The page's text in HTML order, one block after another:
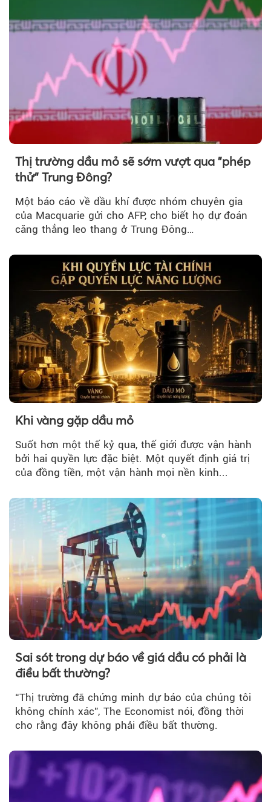
Thị trường dầu mỏ sẽ sớm vượt qua "phép
thử" Trung Đông?
Một báo cáo về dầu khí được nhóm chuyên gia
của Macquarie gửi cho AFP, cho biết họ dự đoán
căng thẳng leo thang ở Trung Đông…
Khi vàng gặp dầu mỏ
Suốt hơn một thế kỷ qua, thế giới được vận hành
bởi hai quyền lực đặc biệt. Một quyết định giá trị
của đồng tiền, một vận hành mọi nền kinh...
Sai sót trong dự báo về giá dầu có phải là
điều bất thường?
“Thị trường đã chứng minh dự báo của chúng tôi
không chính xác”, The Economist nói, đồng thời
cho rằng đây không phải điều bất thường.